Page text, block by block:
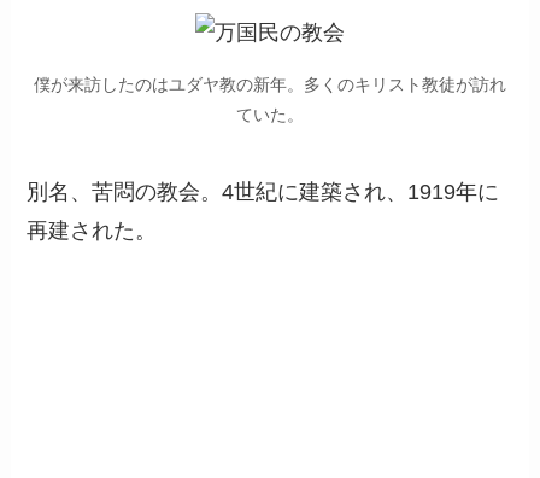
僕が来訪したのはユダヤ教の新年。多くのキリスト教徒が訪れ
ていた。
別名、苦悶の教会。4世紀に建築され、1919年に
再建された。